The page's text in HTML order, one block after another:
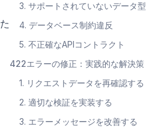
3. サポートされていないデータ型
4. データベース制約違反
5. 不正確なAPIコントラクト
422エラーの修正：実践的な解決策
1. リクエストデータを再確認する
2. 適切な検証を実装する
3. エラーメッセージを改善する